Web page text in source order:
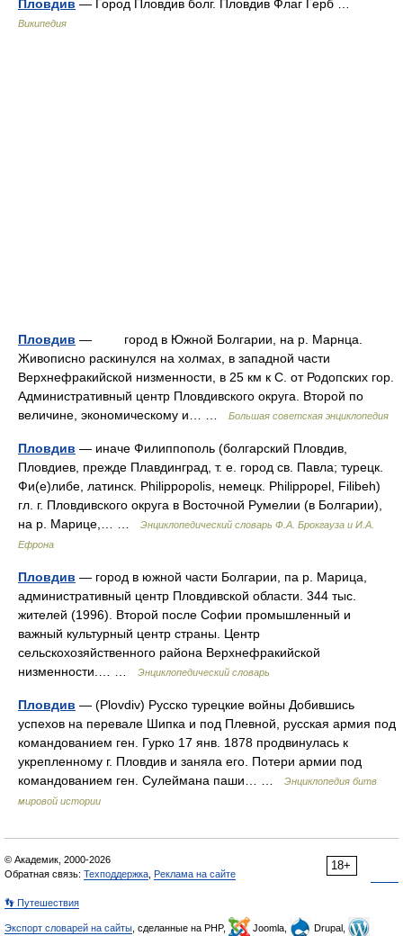
Пловдив — Город Пловдив болг. Пловдив Флаг Герб …
Википедия
Пловдив — город в Южной Болгарии, на р. Марнца.
Живописно раскинулся на холмах, в западной части
Верхнефракийской низменности, в 25 км к С. от Родопских гор.
Административный центр Пловдивского округа. Второй по
величине, экономическому и… …
Большая советская энциклопедия
Пловдив — иначе Филиппополь (болгарский Пловдив,
Пловдиев, прежде Плавдинград, т. е. город св. Павла; турецк.
Фи(е)либе, латинск. Philippopolis, немецк. Philippopel, Filibeh)
гл. г. Пловдивского округа в Восточной Румелии (в Болгарии),
на р. Марице,… …
Энциклопедический словарь Ф.А. Брокгауза и И.А.
Ефрона
Пловдив — город в южной части Болгарии, па р. Марица,
административный центр Пловдивской области. 344 тыс.
жителей (1996). Второй после Софии промышленный и
важный культурный центр страны. Центр
сельскохозяйственного района Верхнефракийской
низменности.… …
Энциклопедический словарь
Пловдив — (Plovdiv) Русско турецкие войны Добившись
успехов на перевале Шипка и под Плевной, русская армия под
командованием ген. Гурко 17 янв. 1878 продвинулась к
укрепленному г. Пловдив и заняла его. Потери армии под
командованием ген. Сулеймана паши… …
Энциклопедия битв
мировой истории
18+
© Академик, 2000-2026
Обратная связь: Техподдержка Реклама на сайте
👣 Путешествия
Экспорт словарей на сайты , сделанные на PHP, Joomla, Drupal,